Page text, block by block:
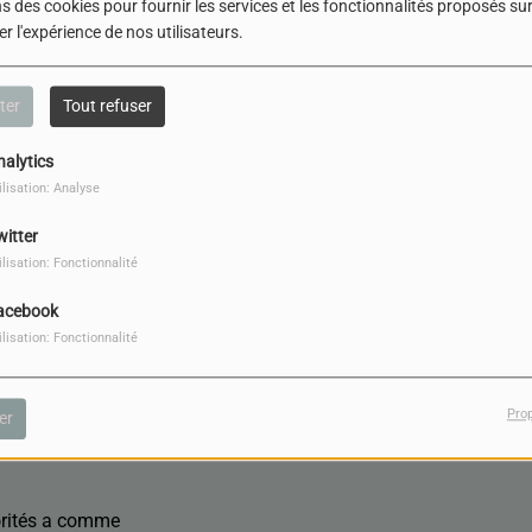
des cookies pour fournir les services et les fonctionnalités proposés
l'expérience de nos utilisateurs.
Tout refuser
Analyse
Fonctionnalité
Fonctionnalité
au Collège
le Préfet avec
Conseil
l’Académie de
aux questions
a comme